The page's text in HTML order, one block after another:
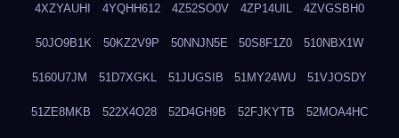
4XZYAUHI 4YQHH612 4Z52SO0V 4ZP14UIL 4ZVGSBH0
50JO9B1K 50KZ2V9P 50NNJN5E 50S8F1Z0 510NBX1W
5160U7JM 51D7XGKL 51JUGSIB 51MY24WU 51VJOSDY
51ZE8MKB 522X4O28 52D4GH9B 52FJKYTB 52MOA4HC